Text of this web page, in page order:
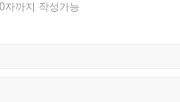
자까지 작성가능